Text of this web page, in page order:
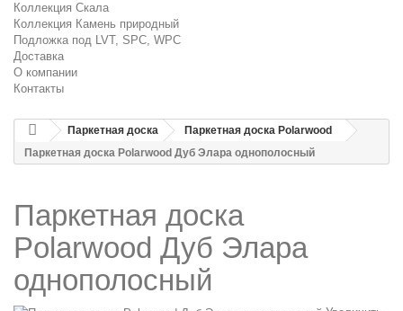
Коллекция Скала
Коллекция Камень природный
Подложка под LVT, SPC, WPC
Доставка
О компании
Контакты
Паркетная доска
Паркетная доска Polarwood
Паркетная доска Polarwood Дуб Элара однополосный
Паркетная доска
Polarwood Дуб Элара
однополосный